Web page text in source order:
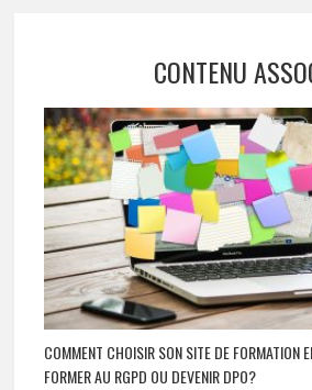
CONTENU
COMMENT CHOISIR SON SITE DE FORMATION
FORMER AU RGPD OU DEVENIR DPO?